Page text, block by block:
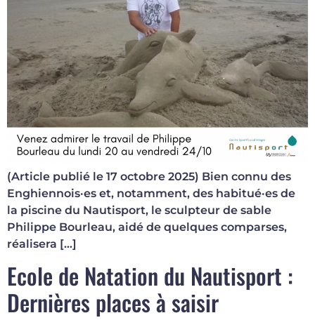
(Article publié le 17 octobre 2025) Bien connu des
Enghiennois·es et, notamment, des habitué·es de
la piscine du Nautisport, le sculpteur de sable
Philippe Bourleau, aidé de quelques comparses,
réalisera […]
Ecole de Natation du Nautisport :
Dernières places à saisir